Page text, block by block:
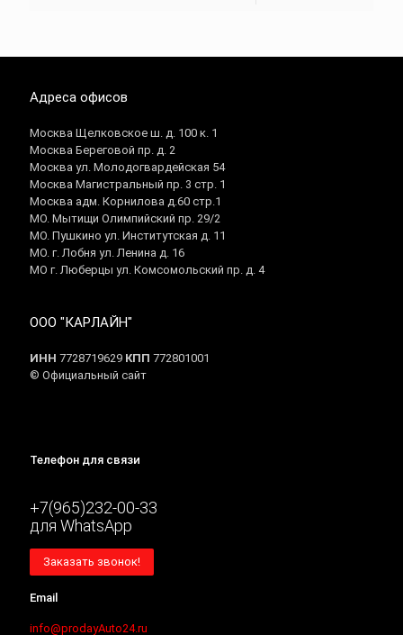
Адреса офисов
Москва Щелковское ш. д. 100 к. 1
Москва Береговой пр. д. 2
Москва ул. Молодогвардейская 54
Москва Магистральный пр. 3 стр. 1
Москва адм. Корнилова д.60 стр.1
МО. Мытищи Олимпийский пр. 29/2
МО. Пушкино ул. Институтская д. 11
МО. г. Лобня ул. Ленина д. 16
МО г. Люберцы ул. Комсомольский пр. д. 4
ООО "КАРЛАЙН"
ИНН 7728719629 КПП 772801001
© Официальный сайт
Телефон для связи
+7(965)232-00-33
для WhatsApp
Заказать звонок!
Email
info@prodayAuto24.ru